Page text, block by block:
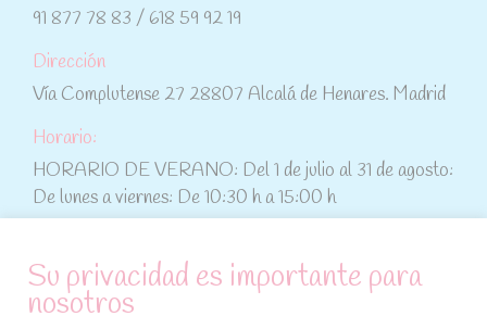
91 877 78 83 / 618 59 92 19
Dirección
Vía Complutense 27 28807 Alcalá de Henares. Madrid
Horario:
HORARIO DE VERANO: Del 1 de julio al 31 de agosto:
De lunes a viernes: De 10:30 h a 15:00 h
ATENCIÓN AL CLIENTE
Condiciones de compra
Su privacidad es importante para
nosotros